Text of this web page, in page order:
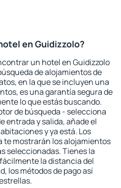
en Guidizzolo?
un hotel en Guidizzolo
de alojamientos de
en la que se incluyen una
es una garantía segura de
lo que estás buscando.
de búsqueda - selecciona
entrada y salida, añade el
y ya está. Los
te mostrarán los alojamientos
seleccionadas. Tienes la
la distancia del
los métodos de pago así